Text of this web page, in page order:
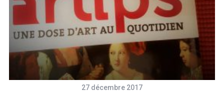
27 décembre 2017